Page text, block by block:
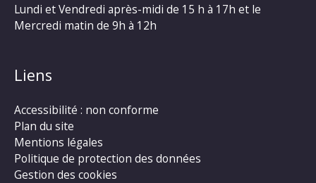
Lundi et Vendredi après-midi de 15 h à 17h et le
Mercredi matin de 9h à 12h
Liens
Accessibilité : non conforme
Plan du site
Mentions légales
Politique de protection des données
Gestion des cookies